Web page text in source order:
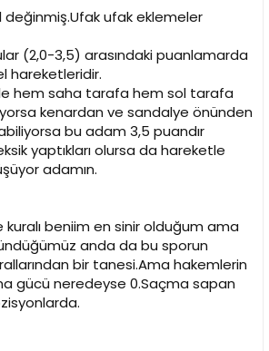
değinmiş.Ufak ufak eklemeler
(2,0-3,5) arasındaki puanlamarda
hareketleridir.
hem saha tarafa hem sol tarafa
kenardan ve sandalye önünden
bu adam 3,5 puandır
yaptıkları olursa da hareketle
adamın.
kuralı beniim en sinir olduğum ama
anda da bu sporun
bir tanesi.Ama hakemlerin
gücü neredeyse 0.Saçma sapan